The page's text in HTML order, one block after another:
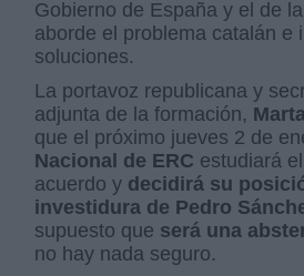
Gobierno de España y el de
aborde el problema catalán e
soluciones.
La portavoz republicana y
adjunta de la formación,
que el próximo jueves 2 de
Nacional de ERC estudiará
acuerdo y decidirá su
investidura de Pedro
supuesto que será una
no hay nada seguro.